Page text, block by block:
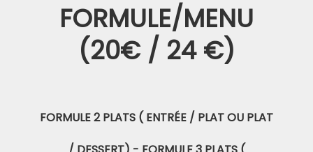
FORMULE/MENU
(20€ / 24 €)
FORMULE 2 PLATS ( ENTRÉE / PLAT OU PLAT